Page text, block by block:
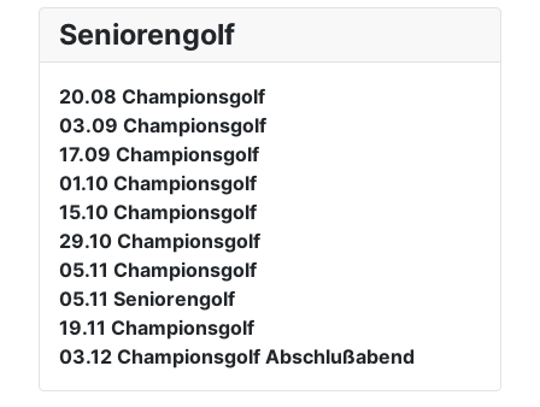
Seniorengolf
20.08 Championsgolf
03.09 Championsgolf
17.09 Championsgolf
01.10 Championsgolf
15.10 Championsgolf
29.10 Championsgolf
05.11 Championsgolf
05.11 Seniorengolf
19.11 Championsgolf
03.12 Championsgolf Abschlußabend